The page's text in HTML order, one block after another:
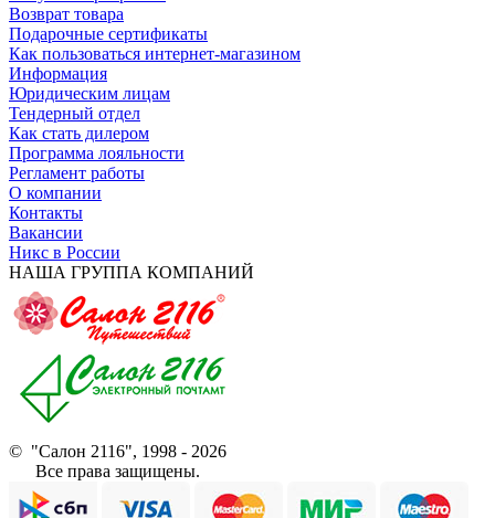
Возврат товара
Подарочные сертификаты
Как пользоваться интернет-магазином
Информация
Юридическим лицам
Тендерный отдел
Как стать дилером
Программа лояльности
Регламент работы
О компании
Контакты
Вакансии
Никс в России
НАША ГРУППА КОМПАНИЙ
© "Салон 2116", 1998 - 2026
Все права защищены.